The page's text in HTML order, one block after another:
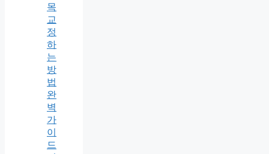
목
교
정
하
는
방
법
완
벽
가
이
드